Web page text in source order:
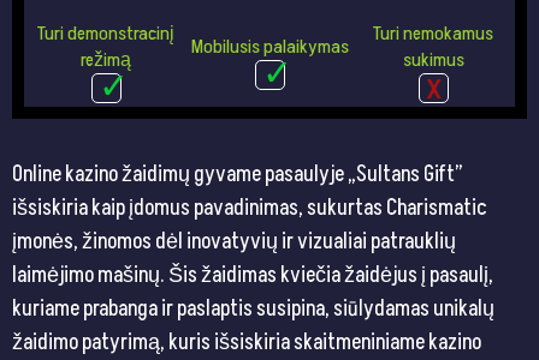
Turi demonstracinį
režimą
Mobilusis palaikymas
Turi nemokamus
sukimus
Online kazino žaidimų gyvame pasaulyje „Sultans Gift”
išsiskiria kaip įdomus pavadinimas, sukurtas Charismatic
įmonės, žinomos dėl inovatyvių ir vizualiai patrauklių
laimėjimo mašinų. Šis žaidimas kviečia žaidėjus į pasaulį,
kuriame prabanga ir paslaptis susipina, siūlydamas unikalų
žaidimo patyrimą, kuris išsiskiria skaitmeniniame kazino